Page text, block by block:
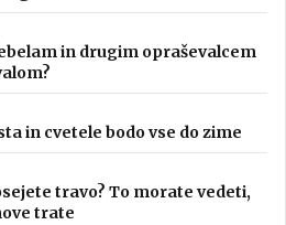
in drugim opraševalcem
in cvetele bodo vse do zime
travo? To morate vedeti,
trate